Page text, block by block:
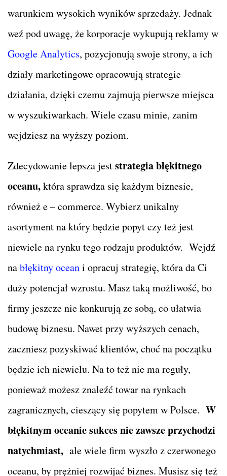
warunkiem wysokich wyników sprzedaży. Jednak
weź pod uwagę, że korporacje wykupują reklamy w
Google Analytics, pozycjonują swoje strony, a ich
działy marketingowe opracowują strategie
działania, dzięki czemu zajmują pierwsze miejsca
w wyszukiwarkach. Wiele czasu minie, zanim
wejdziesz na wyższy poziom.
Zdecydowanie lepsza jeststrategia błękitnego
oceanu,która sprawdza się każdym biznesie,
również e – commerce. Wybierz unikalny
asortyment na który będzie popyt czy też jest
niewiele na rynku tego rodzaju produktów. Wejdź
nabłękitny oceani opracuj strategię, która da Ci
duży potencjał wzrostu. Masz taką możliwość, bo
firmy jeszcze nie konkurują ze sobą, co ułatwia
budowę biznesu. Nawet przy wyższych cenach,
zaczniesz pozyskiwać klientów, choć na początku
będzie ich niewielu. Na to też nie ma reguły,
ponieważ możesz znaleźć towar na rynkach
zagranicznych, cieszący się popytem w Polsce. W
błękitnym oceanie sukces nie zawsze przychodzi
natychmiast, ale wiele firm wyszło z czerwonego
oceanu, by prężniej rozwijać biznes. Musisz się też